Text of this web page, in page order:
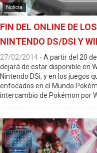
Noticia
FIN DEL ONLINE DE
NINTENDO DS/DSI Y WII
27/02/2014 - A partir del 20
dejará de estar disponible en
Nintendo DSi, y en los juegos
enfocados en el Mundo
intercambio de Pokémon por